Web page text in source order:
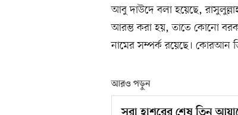
আবু দাউদে বলা হয়েছে, রাসুলুল্লাহ
আরম্ভ করা হয়, তাতে কোনো বরকত
নামের সম্পর্ক রয়েছে। কোরআন
আরও পড়ুন